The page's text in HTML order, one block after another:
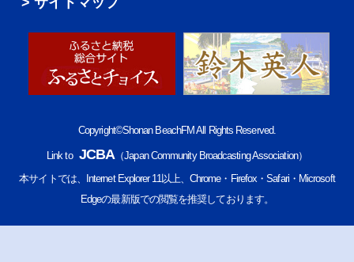
Copyright©Shonan BeachFM All Rights Reserved.
Link to JCBA（Japan Community Broadcasting Association）
本サイトでは、Internet Explorer 11以上、Chrome・Firefox・Safari・Microsoft
Edgeの最新版での閲覧を推奨しております。